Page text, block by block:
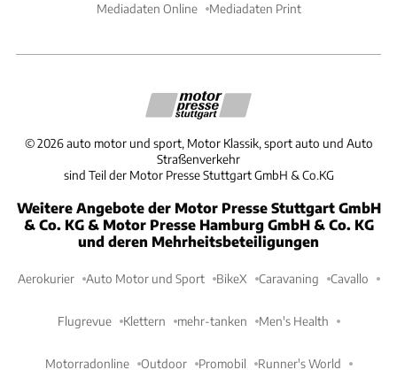
Mediadaten Online Mediadaten Print
©2026 auto motor und sport, Motor Klassik, sport auto und Auto
Straßenverkehr
sind Teil der Motor Presse Stuttgart GmbH & Co.KG
Weitere Angebote der Motor Presse Stuttgart GmbH
& Co. KG & Motor Presse Hamburg GmbH & Co. KG
und deren Mehrheitsbeteiligungen
Aerokurier Auto Motor und Sport BikeX Caravaning Cavallo
Flugrevue Klettern mehr-tanken Men's Health
Motorradonline Outdoor Promobil Runner's World